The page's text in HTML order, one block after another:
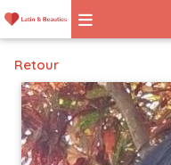
Retour